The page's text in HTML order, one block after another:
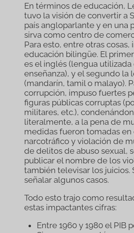
En términos de educación,
tuvo la visión de convertir a
país angloparlante y en una
sirva como centro de
Para esto, entre otras cosas,
educación bilingüe. El
es el inglés (lengua utilizada
enseñanza), y el segundo la
(mandarín, tamil o malayo).
corrupción, impuso fuertes
figuras públicas corruptas
militares, etc.),
literalmente, a la pena de
medidas fueron tomadas en
narcotráfico y violación de
de delitos de abuso sexual,
publicar el nombre de los
también televisar los juicios.
señalar algunos casos.
Todo esto trajo como
estas impactantes cifras:
Entre 1960 y 1980 el PIB